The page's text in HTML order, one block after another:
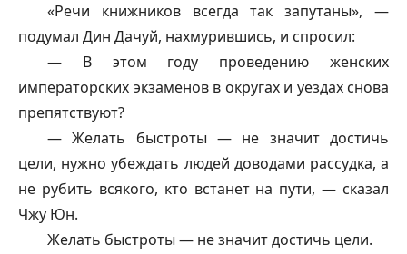
«Речи книжников всегда так запутаны», —
подумал Дин Дачуй, нахмурившись, и спросил:
— В этом году проведению женских
императорских экзаменов в округах и уездах снова
препятствуют?
— Желать быстроты — не значит достичь
цели, нужно убеждать людей доводами рассудка, а
не рубить всякого, кто встанет на пути, — сказал
Чжу Юн.
Желать быстроты — не значит достичь цели.